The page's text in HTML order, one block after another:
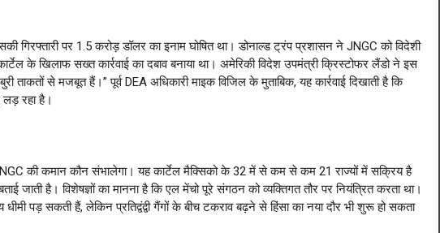
गिरफ्तारी पर 1.5 करोड़ डॉलर का इनाम घोषित था। डोनाल्ड ट्रंप प्रशासन ने JNGC को विदेशी
के खिलाफ सख्त कार्रवाई का दबाव बनाया था। अमेरिकी विदेश उपमंत्री क्रिस्टोफर लैंडो ने इस
से मजबूत हैं।” पूर्व DEA अधिकारी माइक विजिल के मुताबिक, यह कार्रवाई दिखाती है कि
लड़ रहा है।
की कमान कौन संभालेगा। यह कार्टेल मैक्सिको के 32 में से कम से कम 21 राज्यों में सक्रिय है
जाती है। विशेषज्ञों का मानना है कि एल मेंचो पूरे संगठन को व्यक्तिगत तौर पर नियंत्रित करता था।
पड़ सकती हैं, लेकिन प्रतिद्वंद्वी गैंगों के बीच टकराव बढ़ने से हिंसा का नया दौर भी शुरू हो सकता